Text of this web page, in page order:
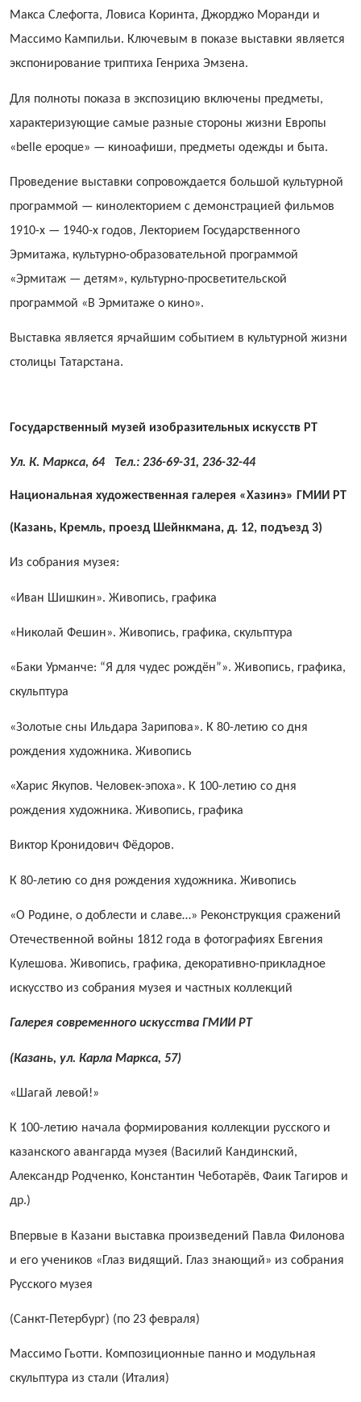
Макса Слефогта, Ловиса Коринта, Джорджо Моранди и
Массимо Кампильи. Ключевым в показе выставки является
экспонирование триптиха Генриха Эмзена.
Для полноты показа в экспозицию включены предметы,
характеризующие самые разные стороны жизни Европы
«belle epoque» — киноафиши, предметы одежды и быта.
Проведение выставки сопровождается большой культурной
программой — кинолекторием с демонстрацией фильмов
1910-х — 1940-х го­дов, Лекторием Государственного
Эрмитажа, культурно-образовательной программой
«Эрмитаж — детям», культурно-просветительской
программой «В Эрмитаже о кино».
Выставка является ярчайшим событием в культурной жизни
столицы ­Татарстана.
Государственный музей изобразительных искусств РТ
Ул. К. Маркса, 64 Тел.: 236-69-31, 236-32-44
Национальная художественная галерея «Хазинэ» ГМИИ РТ
(Казань, Кремль, проезд Шейнкмана, д. 12, подъезд 3)
Из собрания музея:
«Иван Шишкин». Живопись, графика
«Николай Фешин». Живопись, графика, скульптура
«Баки Урманче: “Я для чудес рождён”». Живопись, графика,
скульптура
«Золотые сны Ильдара Зарипова». К 80-летию со дня
рождения художника. Живопись
«Харис Якупов. Человек-эпоха». К 100-летию со дня
рождения художника. Живопись, графика
Виктор Кронидович Фёдоров.
К 80-летию со дня рождения художника. Живопись
«О Родине, о доблести и славе…» Реконструкция сражений
Отечественной войны 1812 года в фотографиях Евгения
Кулешова. Живопись, графика, декоративно-прикладное
искусство из собрания музея и частных коллекций
Галерея современного искусства ГМИИ РТ
(Казань, ул. Карла Маркса, 57)
«Шагай левой!»
К 100-летию начала формирования коллекции русского и
казанского авангарда музея (Василий Кандинский,
Александр Родченко, Константин Чеботарёв, Фаик Тагиров и
др.)
Впервые в Казани выставка произведений Павла Филонова
и его учеников «Глаз видящий. Глаз знающий» из собрания
Русского музея
(Санкт-Петербург) (по 23 февраля)
Массимо Гьотти. Композиционные панно и модульная
скульптура из стали (Италия)